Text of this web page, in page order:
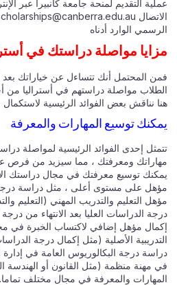
التقديم لمنحة جامعة كانبيرا عبر
scholarships@canberra.edu.au
.
الوارد أدناه
مواصلة دراستك في أستراليا
المحتمل أنك تتساءل عن خياراتك بعد
مواصلة دراستهم في أستراليا من
نناقش بعض الفوائد الرئيسية لاستكمال
توسيع المهارات والمعرفة
إحدى الفوائد الرئيسية لمواصلة
ومعرفتك ، مما سيزيد من فرص عملك
توسيع معرفتك في مجال دراستك
على مستوى أعلى ، مثل دراسة درجة
التعليم والتدريب المهني (التعليم
الدراسات العليا بعد الانتهاء من درجة
مؤهل إضافي لاكتساب الخبرة في
الأصلية (مثل إكمال درجة الدراسات
درجة البكالوريوس العامة في إدارة
مهنة منظمة (مثل القانون أو الهندسة
والمعرفة في مجال مختلف تماما.